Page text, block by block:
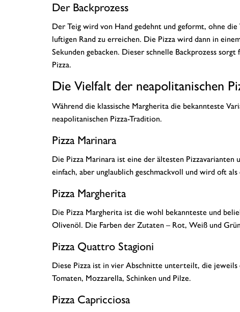
Der Backprozess
Der Teig wird von Hand gedehnt und geformt, ohne
luftigen Rand zu erreichen. Die Pizza wird dann in
Sekunden gebacken. Dieser schnelle Backprozess
Pizza.
Die Vielfalt der neapolitanischen
Während die klassische Margherita die bekannteste
neapolitanischen Pizza-Tradition.
Pizza Marinara
Die Pizza Marinara ist eine der ältesten
einfach, aber unglaublich geschmackvoll und wird oft
Pizza Margherita
Die Pizza Margherita ist die wohl bekannteste und
Olivenöl. Die Farben der Zutaten – Rot, Weiß und
Pizza Quattro Stagioni
Diese Pizza ist in vier Abschnitte unterteilt, die jeweils
Tomaten, Mozzarella, Schinken und Pilze.
Pizza Capricciosa